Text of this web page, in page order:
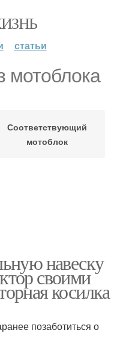
статьи
мотоблока
Соответствующий
мотоблок
навеску
своими
косилка
позаботиться о